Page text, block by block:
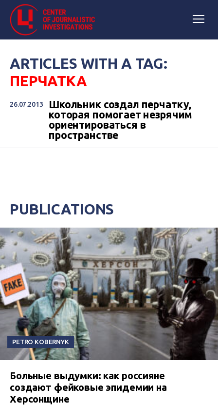
ARTICLES WITH A TAG:
ПЕРЧАТКА
26.07.2013
Школьник создал перчатку,
которая помогает незрячим
ориентироваться в
пространстве
PUBLICATIONS
PETRO KOBERNYK
Больные выдумки: как россияне
создают фейковые эпидемии на
Херсонщине